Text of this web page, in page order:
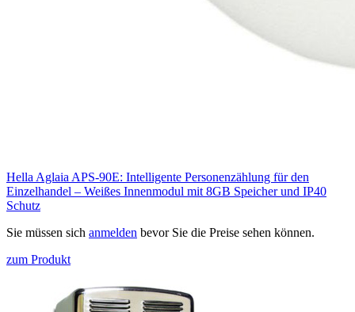
Hella Aglaia APS-90E: Intelligente Personenzählung für den
Einzelhandel – Weißes Innenmodul mit 8GB Speicher und IP40
Schutz
Sie müssen sich anmelden bevor Sie die Preise sehen können.
zum Produkt